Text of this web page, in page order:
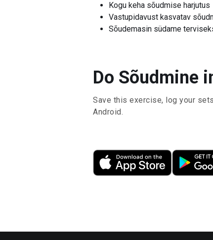
Kogu keha sõudmise harjutus
Vastupidavust kasvatav
Sõudemasin südame
Do Sõudmine
Save this exercise, log your
Android.